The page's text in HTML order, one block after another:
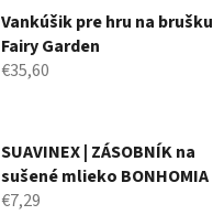
Vankúšik pre hru na brušku
Fairy Garden
€35,60
SUAVINEX | ZÁSOBNÍK na
sušené mlieko BONHOMIA
€7,29